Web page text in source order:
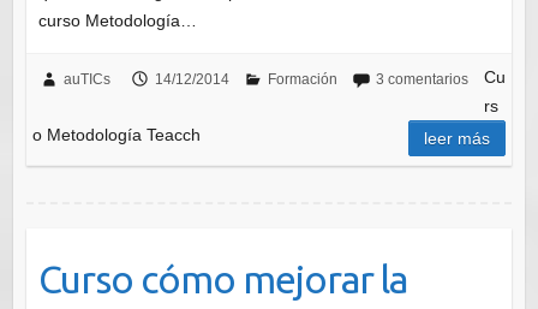
curso Metodología…
auTICs 14/12/2014 Formación 3 comentarios
Cu
rs
o Metodología Teacch
leer más
Curso cómo mejorar la